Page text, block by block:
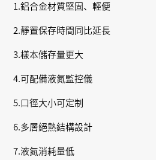
1.鋁合金材質堅固、輕便
2.靜置保存時間同比延長
3.樣本儲存量更大
4.可配備液氮監控儀
5.口徑大小可定制
6.多層絕熱結構設計
7.液氮消耗量低